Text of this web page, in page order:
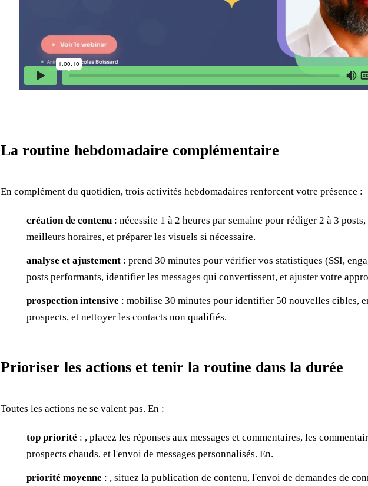
La routine hebdomadaire complémentaire
En complément du quotidien, trois activités hebdomadaires renforcent votre présence :
création de contenu : nécessite 1 à 2 heures par semaine pour rédiger 2 à 3
meilleurs horaires, et préparer les visuels si nécessaire.
analyse et ajustement : prend 30 minutes pour vérifier vos statistiques (SSI,
posts performants, identifier les messages qui convertissent, et ajuster votre
prospection intensive : mobilise 30 minutes pour identifier 50 nouvelles cibles,
prospects, et nettoyer les contacts non qualifiés.
Prioriser les actions et tenir la routine dans la durée
Toutes les actions ne se valent pas. En :
top priorité : , placez les réponses aux messages et commentaires, les
prospects chauds, et l'envoi de messages personnalisés. En.
priorité moyenne : , situez la publication de contenu, l'envoi de demandes de